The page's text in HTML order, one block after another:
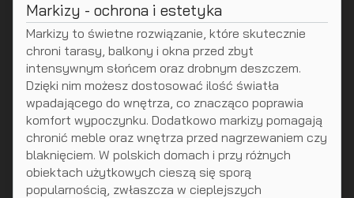
Markizy - ochrona i estetyka
Markizy to świetne rozwiązanie, które skutecznie
chroni tarasy, balkony i okna przed zbyt
intensywnym słońcem oraz drobnym deszczem.
Dzięki nim możesz dostosować ilość światła
wpadającego do wnętrza, co znacząco poprawia
komfort wypoczynku. Dodatkowo markizy pomagają
chronić meble oraz wnętrza przed nagrzewaniem czy
blaknięciem. W polskich domach i przy różnych
obiektach użytkowych cieszą się sporą
popularnością, zwłaszcza w cieplejszych